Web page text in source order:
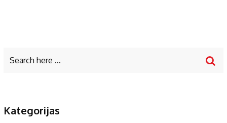
Kategorijas